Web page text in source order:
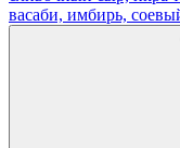
васаби, имбирь,